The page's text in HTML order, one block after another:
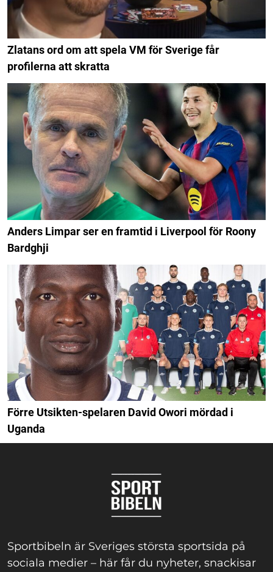
Zlatans ord om att spela VM för Sverige får
profilerna att skratta
Anders Limpar ser en framtid i Liverpool för Roony
Bardghji
Förre Utsikten-spelaren David Owori mördad i
Uganda
Sportbibeln är Sveriges största sportsida på
sociala medier – här får du nyheter, snackisar